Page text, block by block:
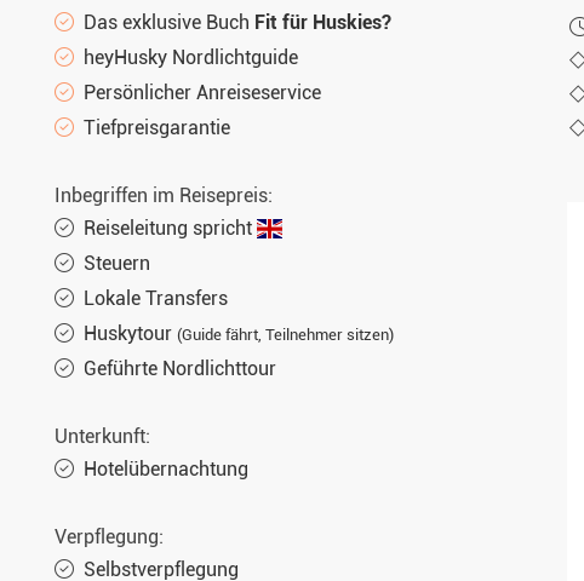
Das exklusive Buch Fit für Huskies?
heyHusky Nordlichtguide
Persönlicher Anreiseservice
Tiefpreisgarantie
Inbegriffen im Reisepreis:
Reiseleitung spricht
Steuern
Lokale Transfers
Huskytour (Guide fährt, Teilnehmer sitzen)
Geführte Nordlichttour
Unterkunft:
Hotelübernachtung
Verpflegung:
Selbstverpflegung